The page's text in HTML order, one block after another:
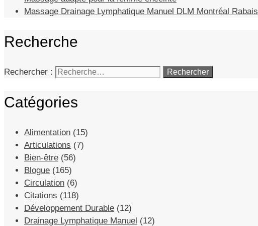
Massage Drainage Lymphatique Manuel DLM Montréal Rabais
Recherche
Rechercher :
Catégories
Alimentation (15)
Articulations (7)
Bien-être (56)
Blogue (165)
Circulation (6)
Citations (118)
Développement Durable (12)
Drainage Lymphatique Manuel (12)